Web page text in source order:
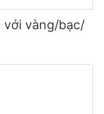
với vàng/bạc/